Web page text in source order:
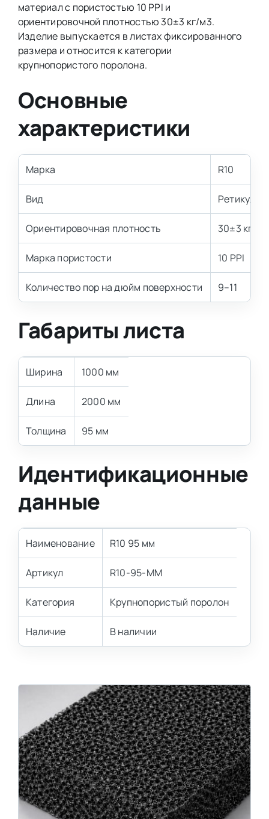
материал с пористостью 10 PPI и
ориентировочной плотностью 30±3 кг/м3.
Изделие выпускается в листах фиксированного
размера и относится к категории
крупнопористого поролона.
Основные
характеристики
Марка R10
Вид
Ориентировочная плотность 30±3 кг/м3
Марка пористости 10 PPI
Количество пор на дюйм поверхности 9–11
Габариты листа
Ширина 1000 мм
Длина 2000 мм
Толщина 95 мм
Идентификационные
данные
Наименование R10 95 мм
Артикул R10-95-MM
Категория Крупнопористый поролон
Наличие В наличии